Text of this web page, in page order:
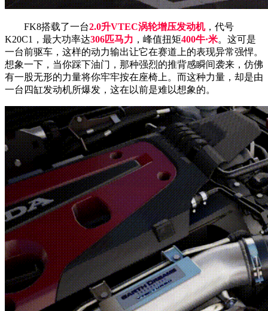
FK8搭载了一台2.0升VTEC涡轮增压发动机，代号
K20C1，最大功率达306匹马力 ，峰值扭矩400牛·米。这可是
一台前驱车，这样的动力输出让它在赛道上的表现异常强悍。
想象一下，当你踩下油门，那种强烈的推背感瞬间袭来，仿佛
有一股无形的力量将你牢牢按在座椅上。而这种力量，却是由
一台四缸发动机所爆发，这在以前是难以想象的。